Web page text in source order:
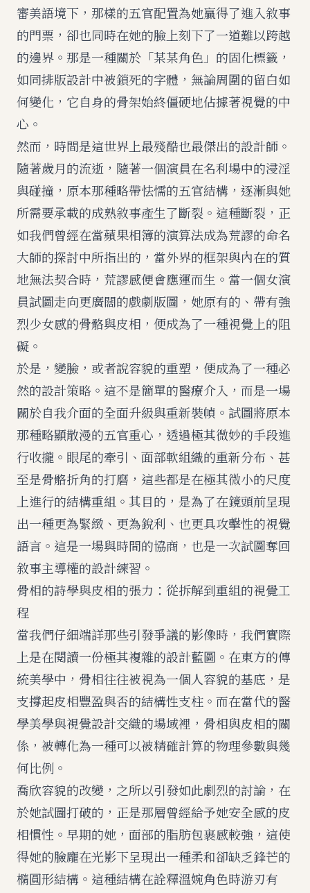
審美語境下，那樣的五官配置為她贏得了進入敘事
的門票，卻也同時在她的臉上刻下了一道難以跨越
的邊界。那是一種關於「某某角色」的固化標籤，
如同排版設計中被鎖死的字體，無論周圍的留白如
何變化，它自身的骨架始終僵硬地佔據著視覺的中
心。
然而，時間是這世界上最殘酷也最傑出的設計師。
隨著歲月的流逝，隨著一個演員在名利場中的浸淫
與碰撞，原本那種略帶怯懦的五官結構，逐漸與她
所需要承載的成熟敘事產生了斷裂。這種斷裂，正
如我們曾經在當蘋果相簿的演算法成為荒謬的命名
大師的探討中所指出的，當外界的框架與內在的質
地無法契合時，荒謬感便會應運而生。當一個女演
員試圖走向更廣闊的戲劇版圖，她原有的、帶有強
烈少女感的骨骼與皮相，便成為了一種視覺上的阻
礙。
於是，變臉，或者說容貌的重塑，便成為了一種必
然的設計策略。這不是簡單的醫療介入，而是一場
關於自我介面的全面升級與重新裝幀。試圖將原本
那種略顯散漫的五官重心，透過極其微妙的手段進
行收攏。眼尾的牽引、面部軟組織的重新分布、甚
至是骨骼折角的打磨，這些都是在極其微小的尺度
上進行的結構重組。其目的，是為了在鏡頭前呈現
出一種更為緊緻、更為銳利、也更具攻擊性的視覺
語言。這是一場與時間的協商，也是一次試圖奪回
敘事主導權的設計練習。
骨相的詩學與皮相的張力：從拆解到重組的視覺工
程
當我們仔細端詳那些引發爭議的影像時，我們實際
上是在閱讀一份極其複雜的設計藍圖。在東方的傳
統美學中，骨相往往被視為一個人容貌的基底，是
支撐起皮相豐盈與否的結構性支柱。而在當代的醫
學美學與視覺設計交織的場域裡，骨相與皮相的關
係，被轉化為一種可以被精確計算的物理參數與幾
何比例。
喬欣容貌的改變，之所以引發如此劇烈的討論，在
於她試圖打破的，正是那層曾經給予她安全感的皮
相慣性。早期的她，面部的脂肪包裹感較強，這使
得她的臉龐在光影下呈現出一種柔和卻缺乏鋒芒的
橢圓形結構。這種結構在詮釋溫婉角色時游刃有